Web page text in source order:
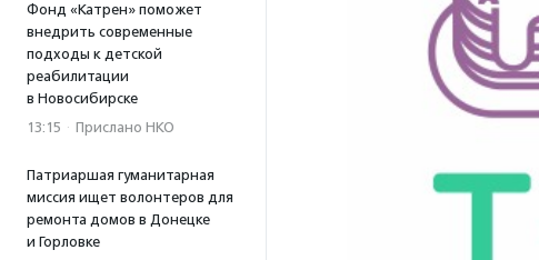
Фонд «Катрен» поможет
внедрить современные
подходы к детской
реабилитации
в Новосибирске
13:15 · Прислано НКО
Патриаршая гуманитарная
миссия ищет волонтеров для
ремонта домов в Донецке
и Горловке